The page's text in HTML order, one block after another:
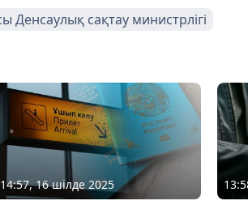
Денсаулық сақтау министрлігі
14:57, 16 шілде 2025